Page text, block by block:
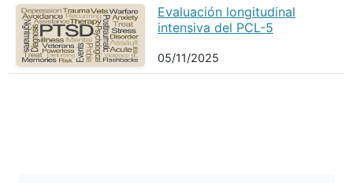
Evaluación longitudinal
intensiva del PCL-5
05/11/2025